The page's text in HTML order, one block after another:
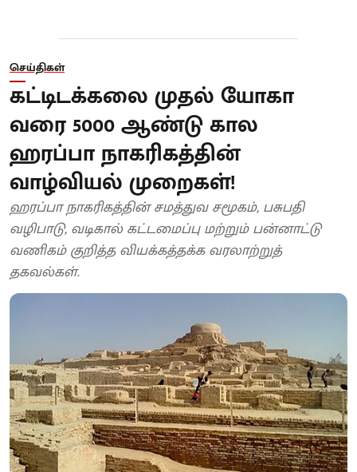
செய்திகள்
கட்டிடக்கலை முதல் யோகா
வரை 5000 ஆண்டு கால
ஹரப்பா நாகரிகத்தின்
வாழ்வியல் முறைகள்!
ஹரப்பா நாகரிகத்தின் சமத்துவ சமூகம், பசுபதி
வழிபாடு, வடிகால் கட்டமைப்பு மற்றும் பன்னாட்டு
வணிகம் குறித்த வியக்கத்தக்க வரலாற்றுத்
தகவல்கள்.